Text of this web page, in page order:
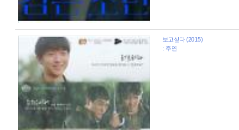
보고싶다 (2015)
: 주연